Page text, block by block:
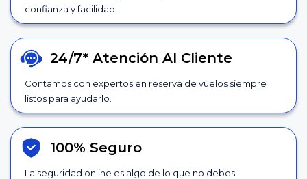
confianza y facilidad.
24/7* Atención Al Cliente
Contamos con expertos en reserva de vuelos siempre
listos para ayudarlo.
100% Seguro
La seguridad online es algo de lo que no debes